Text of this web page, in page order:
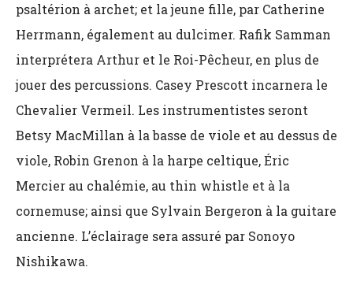
psaltérion à archet; et la jeune fille, par Catherine
Herrmann, également au dulcimer. Rafik Samman
interprétera Arthur et le Roi-Pêcheur, en plus de
jouer des percussions. Casey Prescott incarnera le
Chevalier Vermeil. Les instrumentistes seront
Betsy MacMillan à la basse de viole et au dessus de
viole, Robin Grenon à la harpe celtique, Éric
Mercier au chalémie, au thin whistle et à la
cornemuse; ainsi que Sylvain Bergeron à la guitare
ancienne. L’éclairage sera assuré par Sonoyo
Nishikawa.